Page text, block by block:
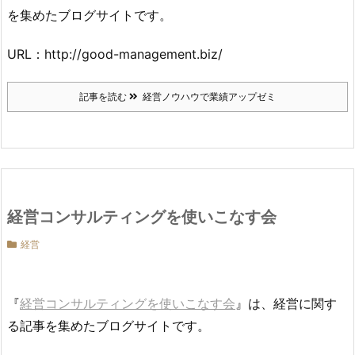
を集めたブログサイトです。
URL：http://good-management.biz/
記事を読む 経営ノウハウで業績アップゼミ
経営コンサルティングを使いこなす会
経営
『経営コンサルティングを使いこなす会 』は、経営に関す
る記事を集めたブログサイトです。